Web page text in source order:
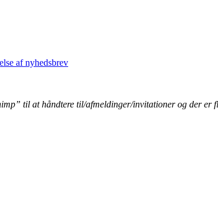
af nyhedsbrev
til at håndtere til/afmeldinger/invitationer og der er